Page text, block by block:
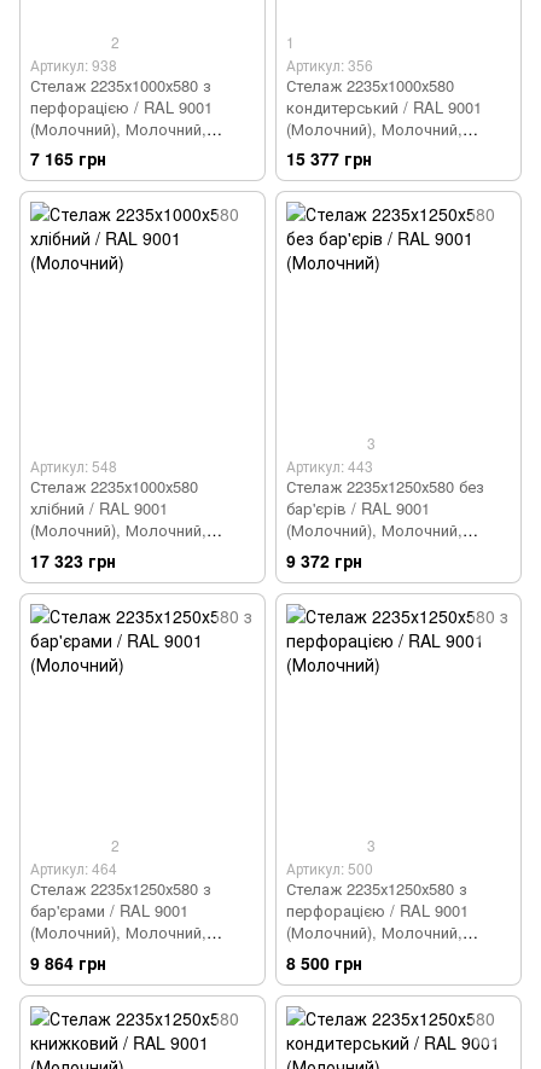
2
Артикул: 938
Стелаж 2235х1000х580 з
перфорацією / RAL 9001
(Молочний), Молочний,
Молочний
7 165 грн
1
Артикул: 356
Стелаж 2235х1000х580
кондитерський / RAL 9001
(Молочний), Молочний,
Молочний
15 377 грн
Артикул: 548
Стелаж 2235х1000х580
хлібний / RAL 9001
(Молочний), Молочний,
Молочний
17 323 грн
3
Артикул: 443
Стелаж 2235х1250х580 без
бар'єрів / RAL 9001
(Молочний), Молочний,
Молочний
9 372 грн
2
Артикул: 464
Стелаж 2235х1250х580 з
бар'єрами / RAL 9001
(Молочний), Молочний,
Молочний
9 864 грн
3
Артикул: 500
Стелаж 2235х1250х580 з
перфорацією / RAL 9001
(Молочний), Молочний,
Молочний
8 500 грн